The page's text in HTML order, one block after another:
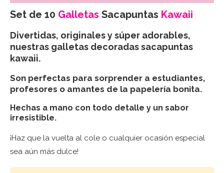
Set de 10 Galletas Sacapuntas Kawaii
Divertidas, originales y súper adorables,
nuestras galletas decoradas sacapuntas
kawaii.
Son perfectas para sorprender a estudiantes,
profesores o amantes de la papelería bonita.
Hechas a mano con todo detalle y un sabor
irresistible.
¡Haz que la vuelta al cole o cualquier ocasión especial
sea aún más dulce!